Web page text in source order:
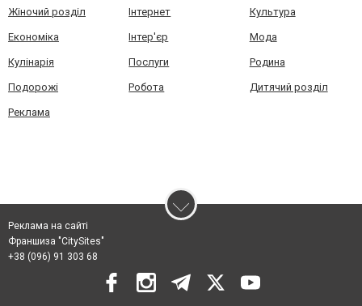
Жіночий розділ Інтернет Культура
Економіка Інтер'єр Мода
Кулінарія Послуги Родина
Подорожі Робота Дитячий розділ
Реклама
Реклама на сайті
Франшиза "CitySites"
+38 (096) 91 303 68